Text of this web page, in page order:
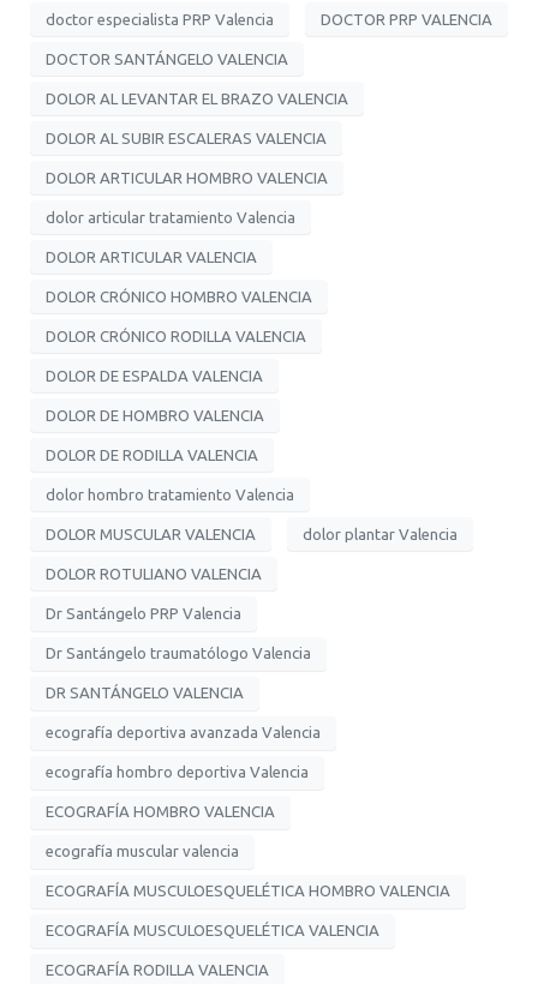
doctor especialista PRP Valencia DOCTOR PRP VALENCIA
DOCTOR SANTÁNGELO VALENCIA
DOLOR AL LEVANTAR EL BRAZO VALENCIA
DOLOR AL SUBIR ESCALERAS VALENCIA
DOLOR ARTICULAR HOMBRO VALENCIA
dolor articular tratamiento Valencia
DOLOR ARTICULAR VALENCIA
DOLOR CRÓNICO HOMBRO VALENCIA
DOLOR CRÓNICO RODILLA VALENCIA
DOLOR DE ESPALDA VALENCIA
DOLOR DE HOMBRO VALENCIA
DOLOR DE RODILLA VALENCIA
dolor hombro tratamiento Valencia
DOLOR MUSCULAR VALENCIA dolor plantar Valencia
DOLOR ROTULIANO VALENCIA
Dr Santángelo PRP Valencia
Dr Santángelo traumatólogo Valencia
DR SANTÁNGELO VALENCIA
ecografía deportiva avanzada Valencia
ecografía hombro deportiva Valencia
ECOGRAFÍA HOMBRO VALENCIA
ecografía muscular valencia
ECOGRAFÍA MUSCULOESQUELÉTICA HOMBRO VALENCIA
ECOGRAFÍA MUSCULOESQUELÉTICA VALENCIA
ECOGRAFÍA RODILLA VALENCIA